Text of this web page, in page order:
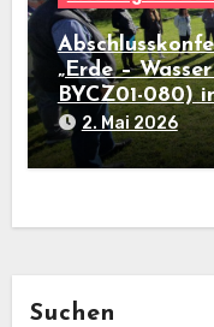
„Erde –
BYCZ01-080)
2. Mai 2026
Suchen